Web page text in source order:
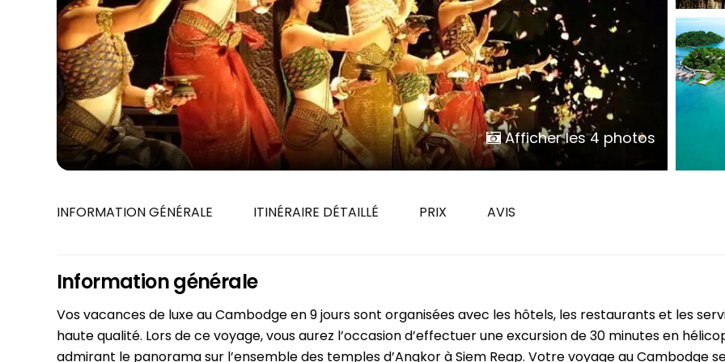
Juillet
Août
Octobre
Novembre
CIRCUITS VIETNAM PAR DURÉE
7 jours 8 jours
10 jours
11 jours
13 jours
14 jours
16 jours
17 jours
Siem Reap
Yangon
Vientiane
Luang Prabang
Phu Tho
Cuc Phuong
Hue
Hoi An
Cu Chi
Da Lat
Can Tho
Marché flottant Cai Rang
Cat Tien
Dien Bien Phu
Nha Trang
Phong Nha Ke Bang
Afficher les 4 photos
INFORMATION GÉNÉRALE ITINÉRAIRE DÉTAILLÉ PRIX AVIS
Information générale
Vos vacances de luxe au Cambodge en 9 jours sont organisées avec les hôtels, les restaurants et les
haute qualité. Lors de ce voyage, vous aurez l’occasion d’effectuer une excursion de 30 minutes en
admirant le panorama sur l’ensemble des temples d’Angkor à Siem Reap. Votre voyage au Cambodge